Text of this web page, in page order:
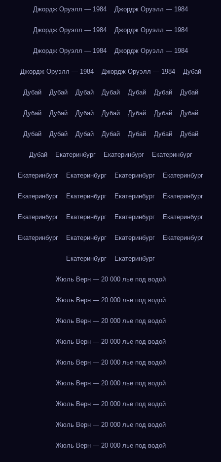
Джордж Оруэлл — 1984 Джордж Оруэлл — 1984
Джордж Оруэлл — 1984 Джордж Оруэлл — 1984
Джордж Оруэлл — 1984 Джордж Оруэлл — 1984
Джордж Оруэлл — 1984 Джордж Оруэлл — 1984 Дубай
Дубай Дубай Дубай Дубай Дубай Дубай Дубай
Дубай Дубай Дубай Дубай Дубай Дубай Дубай
Дубай Дубай Дубай Дубай Дубай Дубай Дубай
Дубай Екатеринбург Екатеринбург Екатеринбург
Екатеринбург Екатеринбург Екатеринбург Екатеринбург
Екатеринбург Екатеринбург Екатеринбург Екатеринбург
Екатеринбург Екатеринбург Екатеринбург Екатеринбург
Екатеринбург Екатеринбург Екатеринбург Екатеринбург
Екатеринбург Екатеринбург
Жюль Верн — 20 000 лье под водой
Жюль Верн — 20 000 лье под водой
Жюль Верн — 20 000 лье под водой
Жюль Верн — 20 000 лье под водой
Жюль Верн — 20 000 лье под водой
Жюль Верн — 20 000 лье под водой
Жюль Верн — 20 000 лье под водой
Жюль Верн — 20 000 лье под водой
Жюль Верн — 20 000 лье под водой